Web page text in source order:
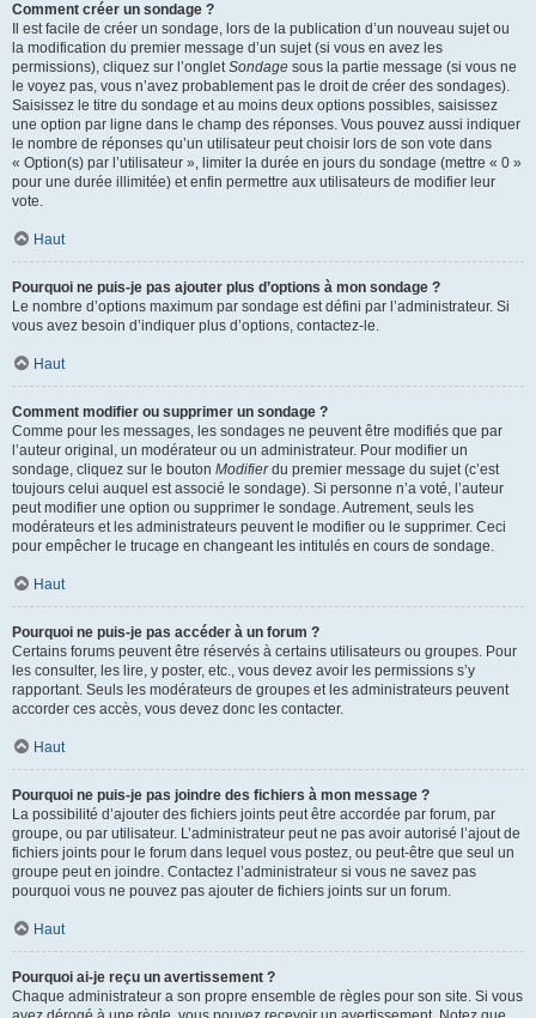
Comment créer un sondage ?
Il est facile de créer un sondage, lors de la publication d’un nouveau sujet ou
la modification du premier message d’un sujet (si vous en avez les
permissions), cliquez sur l’ongletSondage sous la partie message (si vous ne
le voyez pas, vous n’avez probablement pas le droit de créer des sondages).
Saisissez le titre du sondage et au moins deux options possibles, saisissez
une option par ligne dans le champ des réponses. Vous pouvez aussi indiquer
le nombre de réponses qu’un utilisateur peut choisir lors de son vote dans
« Option(s) par l’utilisateur », limiter la durée en jours du sondage (mettre « 0 »
pour une durée illimitée) et enfin permettre aux utilisateurs de modifier leur
vote.
Haut
Pourquoi ne puis-je pas ajouter plus d’options à mon sondage ?
Le nombre d’options maximum par sondage est défini par l’administrateur. Si
vous avez besoin d’indiquer plus d’options, contactez-le.
Haut
Comment modifier ou supprimer un sondage ?
Comme pour les messages, les sondages ne peuvent être modifiés que par
l’auteur original, un modérateur ou un administrateur. Pour modifier un
sondage, cliquez sur le bouton Modifierdu premier message du sujet (c’est
toujours celui auquel est associé le sondage). Si personne n’a voté, l’auteur
peut modifier une option ou supprimer le sondage. Autrement, seuls les
modérateurs et les administrateurs peuvent le modifier ou le supprimer. Ceci
pour empêcher le trucage en changeant les intitulés en cours de sondage.
Haut
Pourquoi ne puis-je pas accéder à un forum ?
Certains forums peuvent être réservés à certains utilisateurs ou groupes. Pour
les consulter, les lire, y poster, etc., vous devez avoir les permissions s’y
rapportant. Seuls les modérateurs de groupes et les administrateurs peuvent
accorder ces accès, vous devez donc les contacter.
Haut
Pourquoi ne puis-je pas joindre des fichiers à mon message ?
La possibilité d’ajouter des fichiers joints peut être accordée par forum, par
groupe, ou par utilisateur. L’administrateur peut ne pas avoir autorisé l’ajout de
fichiers joints pour le forum dans lequel vous postez, ou peut-être que seul un
groupe peut en joindre. Contactez l’administrateur si vous ne savez pas
pourquoi vous ne pouvez pas ajouter de fichiers joints sur un forum.
Haut
Pourquoi ai-je reçu un avertissement ?
Chaque administrateur a son propre ensemble de règles pour son site. Si vous